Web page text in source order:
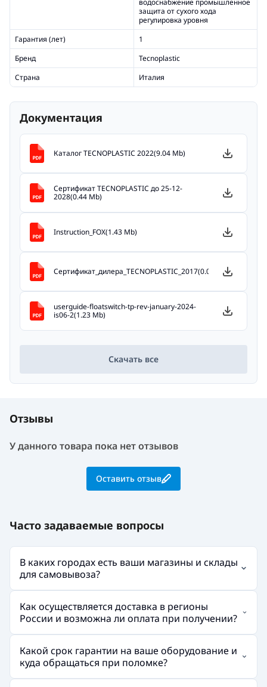
защита от сухого хода
регулировка уровня
Гарантия (лет)
1
Бренд
Tecnoplastic
Страна
Италия
Документация
Каталог TECNOPLASTIC 2022(9.04 Mb)
Сертификат TECNOPLASTIC до 25-12-
2028(0.44 Mb)
Instruction_FOX(1.43 Mb)
Сертификат_дилера_TECNOPLASTIC_2017(0.09 Mb)
userguide-floatswitch-tp-rev-january-2024-
is06-2(1.23 Mb)
Скачать все
Отзывы
У данного товара пока нет отзывов
Оставить отзыв
Часто задаваемые вопросы
В каких городах есть ваши магазины и склады
для самовывоза?
Как осуществляется доставка в регионы
России и возможна ли оплата при получении?
Какой срок гарантии на ваше оборудование и
куда обращаться при поломке?